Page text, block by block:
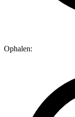
Ophalen: